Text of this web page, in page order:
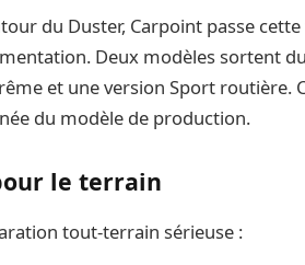
du Duster, Carpoint passe
Deux modèles sortent
et une version Sport routière.
du modèle de production.
le terrain
tout-terrain sérieuse :